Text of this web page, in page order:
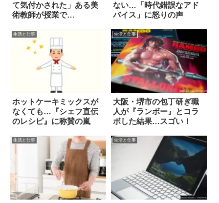
て気付かされた」ある美
術教師が授業で…
ない…「時代錯誤なアド
バイス」に怒りの声
生活と仕事
ホットケーキミックスが
なくても…『シェフ直伝
のレシピ』に称賛の嵐
生活と仕事
大阪・堺市の包丁研ぎ職
人が『ランボー』とコラ
ボした結果…スゴい！
生活と仕事 生活と仕事